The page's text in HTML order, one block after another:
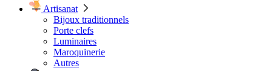
Artisanat
Bijoux traditionnels
Porte clefs
Luminaires
Maroquinerie
Autres